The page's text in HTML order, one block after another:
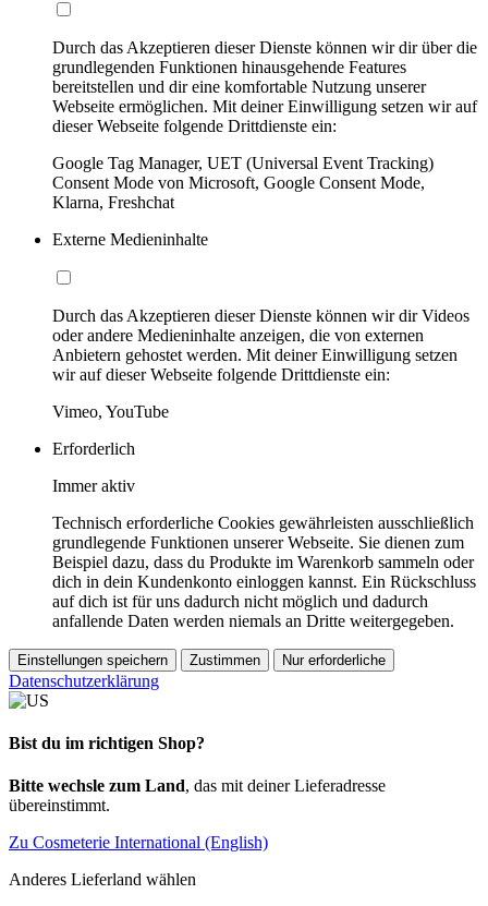
Durch das Akzeptieren dieser Dienste können wir dir über die
grundlegenden Funktionen hinausgehende Features
bereitstellen und dir eine komfortable Nutzung unserer
Webseite ermöglichen. Mit deiner Einwilligung setzen wir auf
dieser Webseite folgende Drittdienste ein:
Google Tag Manager, UET (Universal Event Tracking)
Consent Mode von Microsoft, Google Consent Mode,
Klarna, Freshchat
Externe Medieninhalte
Durch das Akzeptieren dieser Dienste können wir dir Videos
oder andere Medieninhalte anzeigen, die von externen
Anbietern gehostet werden. Mit deiner Einwilligung setzen
wir auf dieser Webseite folgende Drittdienste ein:
Vimeo, YouTube
Erforderlich
Immer aktiv
Technisch erforderliche Cookies gewährleisten ausschließlich
grundlegende Funktionen unserer Webseite. Sie dienen zum
Beispiel dazu, dass du Produkte im Warenkorb sammeln oder
dich in dein Kundenkonto einloggen kannst. Ein Rückschluss
auf dich ist für uns dadurch nicht möglich und dadurch
anfallende Daten werden niemals an Dritte weitergegeben.
Einstellungen speichern Zustimmen Nur erforderliche
Datenschutzerklärung
Bist du im richtigen Shop?
Bitte wechsle zum Land, das mit deiner Lieferadresse
übereinstimmt.
Zu Cosmeterie International (English)
Anderes Lieferland wählen